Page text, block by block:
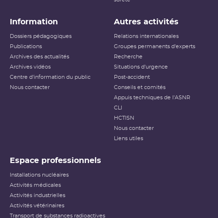
Information
Dossiers pédagogiques
Publications
Archives des actualités
Archives vidéos
Centre d'information du public
Nous contacter
Autres activités
Relations internationales
Groupes permanents d'experts
Recherche
Situations d'urgence
Post-accident
Conseils et comités
Appuis techniques de l'ASNR
CLI
HCTISN
Nous contacter
Liens utiles
Espace professionnels
Installations nucléaires
Activités médicales
Activités industrielles
Activités vétérinaires
Transport de substances radioactives